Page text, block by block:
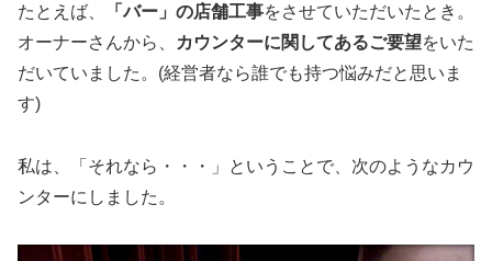
たとえば、
「バー」の店舗工事をさせていただいたとき。
オーナーさんから、
カウンターに関してあるご要望をいた
だいていました。(経営者なら誰でも持つ悩みだと思いま
す)
私は、「それなら・・・」ということで、次のようなカウ
ンターにしました。